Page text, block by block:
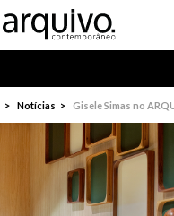
Notícias Gisele Simas no